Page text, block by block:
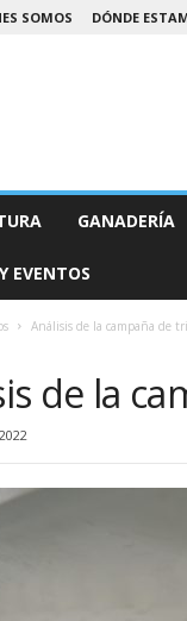
SOMOS DÓNDE
GANADERÍA
EVENTOS
Análisis de la campaña de
de la